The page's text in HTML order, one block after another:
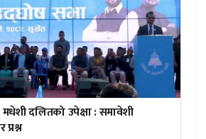
दलितको उपेक्षा : समावेशी